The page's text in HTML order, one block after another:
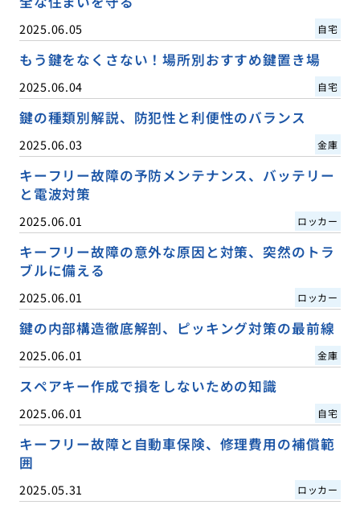
2025.06.05 自宅
もう鍵をなくさない！場所別おすすめ鍵置き場
2025.06.04 自宅
鍵の種類別解説、防犯性と利便性のバランス
2025.06.03 金庫
キーフリー故障の予防メンテナンス、バッテリー
と電波対策
2025.06.01 ロッカー
キーフリー故障の意外な原因と対策、突然のトラ
ブルに備える
2025.06.01 ロッカー
鍵の内部構造徹底解剖、ピッキング対策の最前線
2025.06.01 金庫
スペアキー作成で損をしないための知識
2025.06.01 自宅
キーフリー故障と自動車保険、修理費用の補償範
囲
2025.05.31 ロッカー